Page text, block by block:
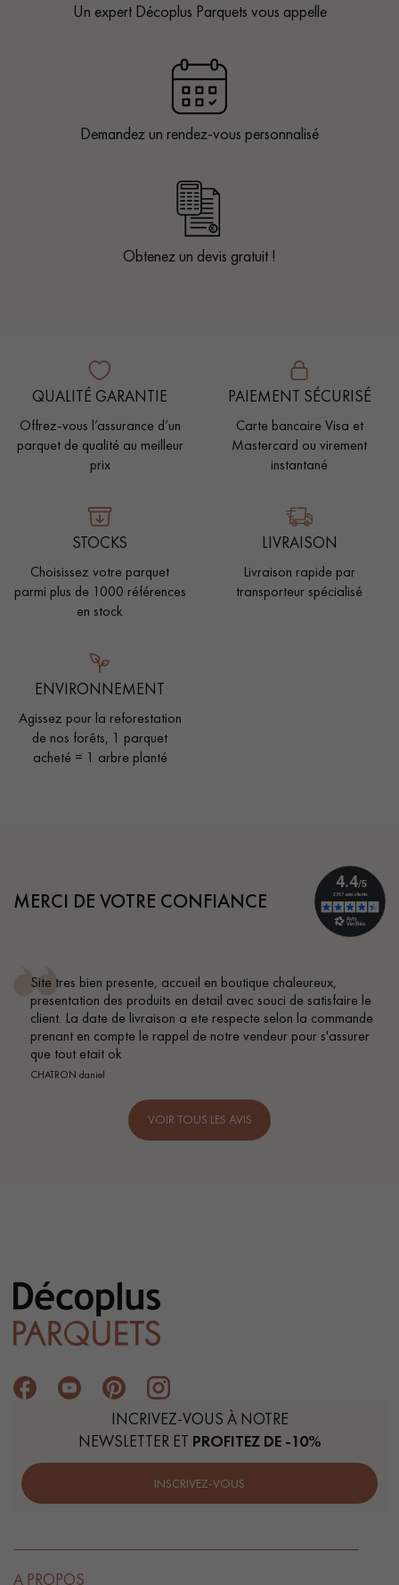
Un expert Décoplus Parquets vous appelle
Demandez un rendez-vous personnalisé
Obtenez un devis gratuit !
QUALITÉ GARANTIE
Offrez-vous l’assurance d’un
parquet de qualité au meilleur
prix
PAIEMENT SÉCURISÉ
Carte bancaire Visa et
Mastercard ou virement
instantané
STOCKS
Choisissez votre parquet
parmi plus de 1000 références
en stock
LIVRAISON
Livraison rapide par
transporteur spécialisé
ENVIRONNEMENT
Agissez pour la reforestation
de nos forêts, 1 parquet
acheté = 1 arbre planté
MERCI DE VOTRE CONFIANCE
chaleureux,
souci de satisfaire le
selon la commande
pour s'assurer
Conseil parfait, échanges fluides.
BEILE FRANCK
VOIR TOUS LES AVIS
INCRIVEZ-VOUS À NOTRE
NEWSLETTER ET PROFITEZ DE -10%
INSCRIVEZ-VOUS
A PROPOS